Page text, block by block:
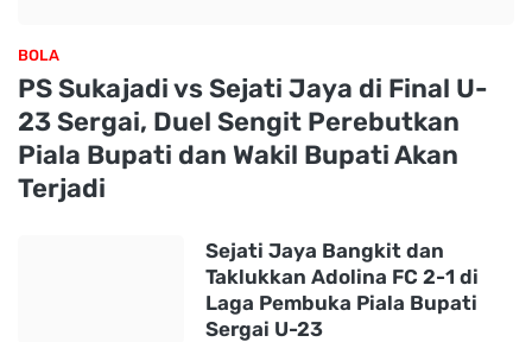
BOLA
PS Sukajadi vs Sejati Jaya di Final U-
23 Sergai, Duel Sengit Perebutkan
Piala Bupati dan Wakil Bupati Akan
Terjadi
Sejati Jaya Bangkit dan
Taklukkan Adolina FC 2-1 di
Laga Pembuka Piala Bupati
Sergai U-23